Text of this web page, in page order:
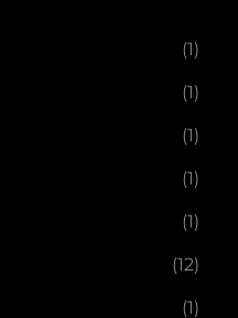
(1)
(1)
(1)
(1)
(1)
(12)
(1)